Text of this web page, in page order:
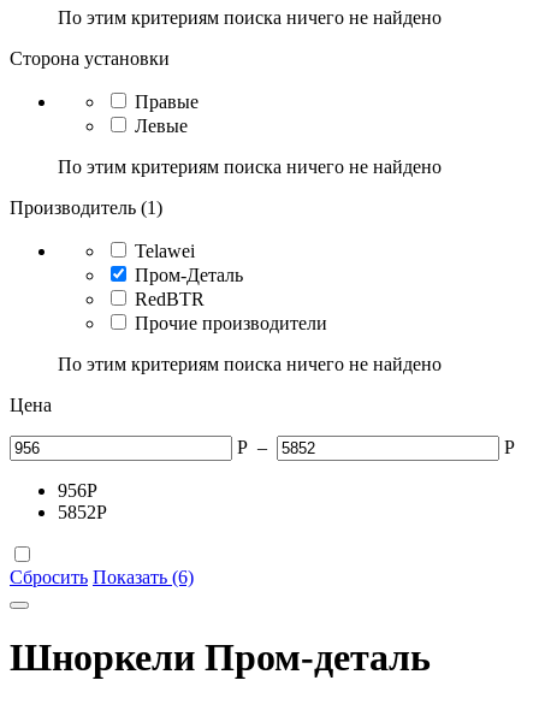
По этим критериям поиска ничего не найдено
Сторона установки
Правые
Левые
По этим критериям поиска ничего не найдено
Производитель (1)
Telawei
Пром-Деталь
RedBTR
Прочие производители
По этим критериям поиска ничего не найдено
Цена
Р – Р
956Р
5852Р
Сбросить Показать (6)
Шноркели Пром-деталь